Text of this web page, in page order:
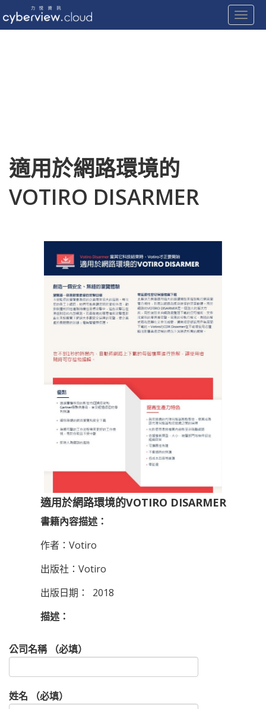
適用於網路環境的
VOTIRO DISARMER
適用於網路環境的VOTIRO DISARMER
書籍內容描述：
作者：Votiro
出版社：Votiro
出版日期： 2018
描述：
公司名稱 （必填）
姓名 （必填）